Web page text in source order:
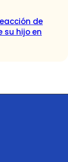
de
su hijo en